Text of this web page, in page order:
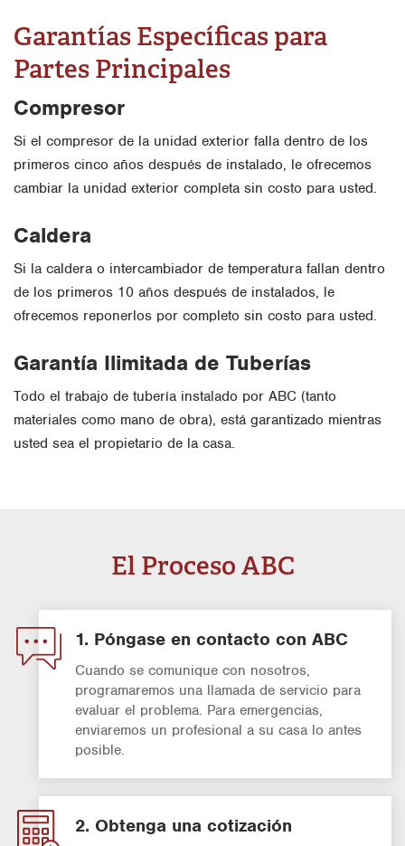
Garantías Específicas para
Partes Principales
Compresor
Si el compresor de la unidad exterior falla dentro de los
primeros cinco años después de instalado, le ofrecemos
cambiar la unidad exterior completa sin costo para usted.
Caldera
Si la caldera o intercambiador de temperatura fallan dentro
de los primeros 10 años después de instalados, le
ofrecemos reponerlos por completo sin costo para usted.
Garantía Ilimitada de Tuberías
Todo el trabajo de tubería instalado por ABC (tanto
materiales como mano de obra), está garantizado mientras
usted sea el propietario de la casa.
El Proceso ABC
1. Póngase en contacto con ABC
Cuando se comunique con nosotros,
programaremos una llamada de servicio para
evaluar el problema. Para emergencias,
enviaremos un profesional a su casa lo antes
posible.
2. Obtenga una cotización